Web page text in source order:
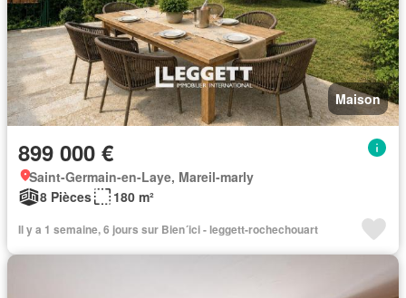
Maison
899 000 €
Saint-Germain-en-Laye, Mareil-marly
8 Pièces
180 m²
Il y a 1 semaine, 6 jours sur Bien´ici - leggett-rochechouart